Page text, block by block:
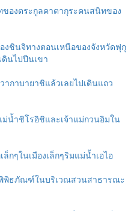
องตระกูลคาตากุระคนสนิทของ
งชินจิทางตอนเหนือของจังหวัดฟุกุ
นไปปีนเขา
กาบายาชิแล้วเลยไปเดินแถว
น้ำชิโรอิชิและเจ้าแม่กวนอิมใน
กๆในเมืองเล็กๆริมแม่น้ำเอไอ
พิธภัณฑ์ในบริเวณสวนสาธารณะ